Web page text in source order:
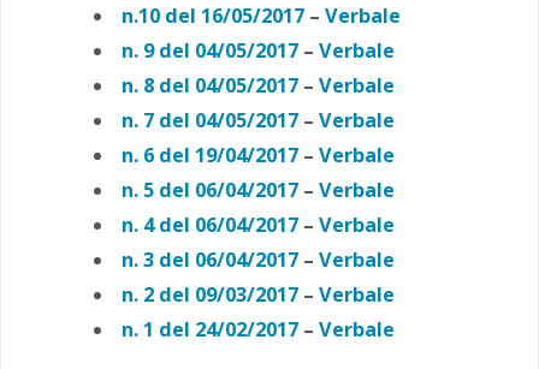
n.10 del 16/05/2017 –Verbale
n. 9 del 04/05/2017 –Verbale
n. 8 del 04/05/2017 –Verbale
n. 7 del 04/05/2017 –Verbale
n. 6 del 19/04/2017 –Verbale
n. 5 del 06/04/2017 –Verbale
n. 4 del 06/04/2017 –Verbale
n. 3 del 06/04/2017 –Verbale
n. 2 del 09/03/2017 –Verbale
n. 1 del 24/02/2017 –Verbale